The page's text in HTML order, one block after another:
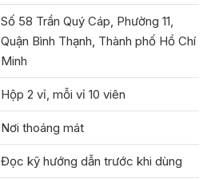
Số 58 Trần Quý Cáp, Phường 11,
Quận Bình Thạnh, Thành phố Hồ Chí
Minh
Hộp 2 vỉ, mỗi vỉ 10 viên
Nơi thoáng mát
Đọc kỹ hướng dẫn trước khi dùng